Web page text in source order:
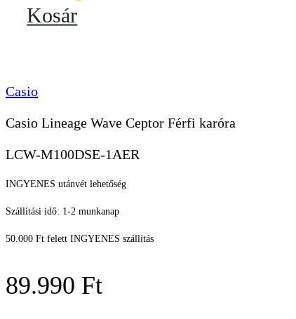
Kosár
Casio
Casio Lineage Wave Ceptor Férfi karóra
LCW-M100DSE-1AER
INGYENES utánvét lehetőség
Szállítási idő: 1-2 munkanap
50.000 Ft felett INGYENES szállítás
89.990 Ft